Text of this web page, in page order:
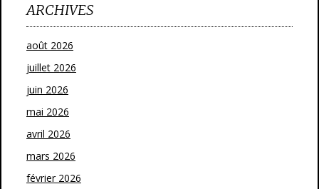
ARCHIVES
août 2026
juillet 2026
juin 2026
mai 2026
avril 2026
mars 2026
février 2026